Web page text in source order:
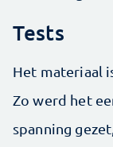
Tests
Het materiaal
Zo werd het
spanning